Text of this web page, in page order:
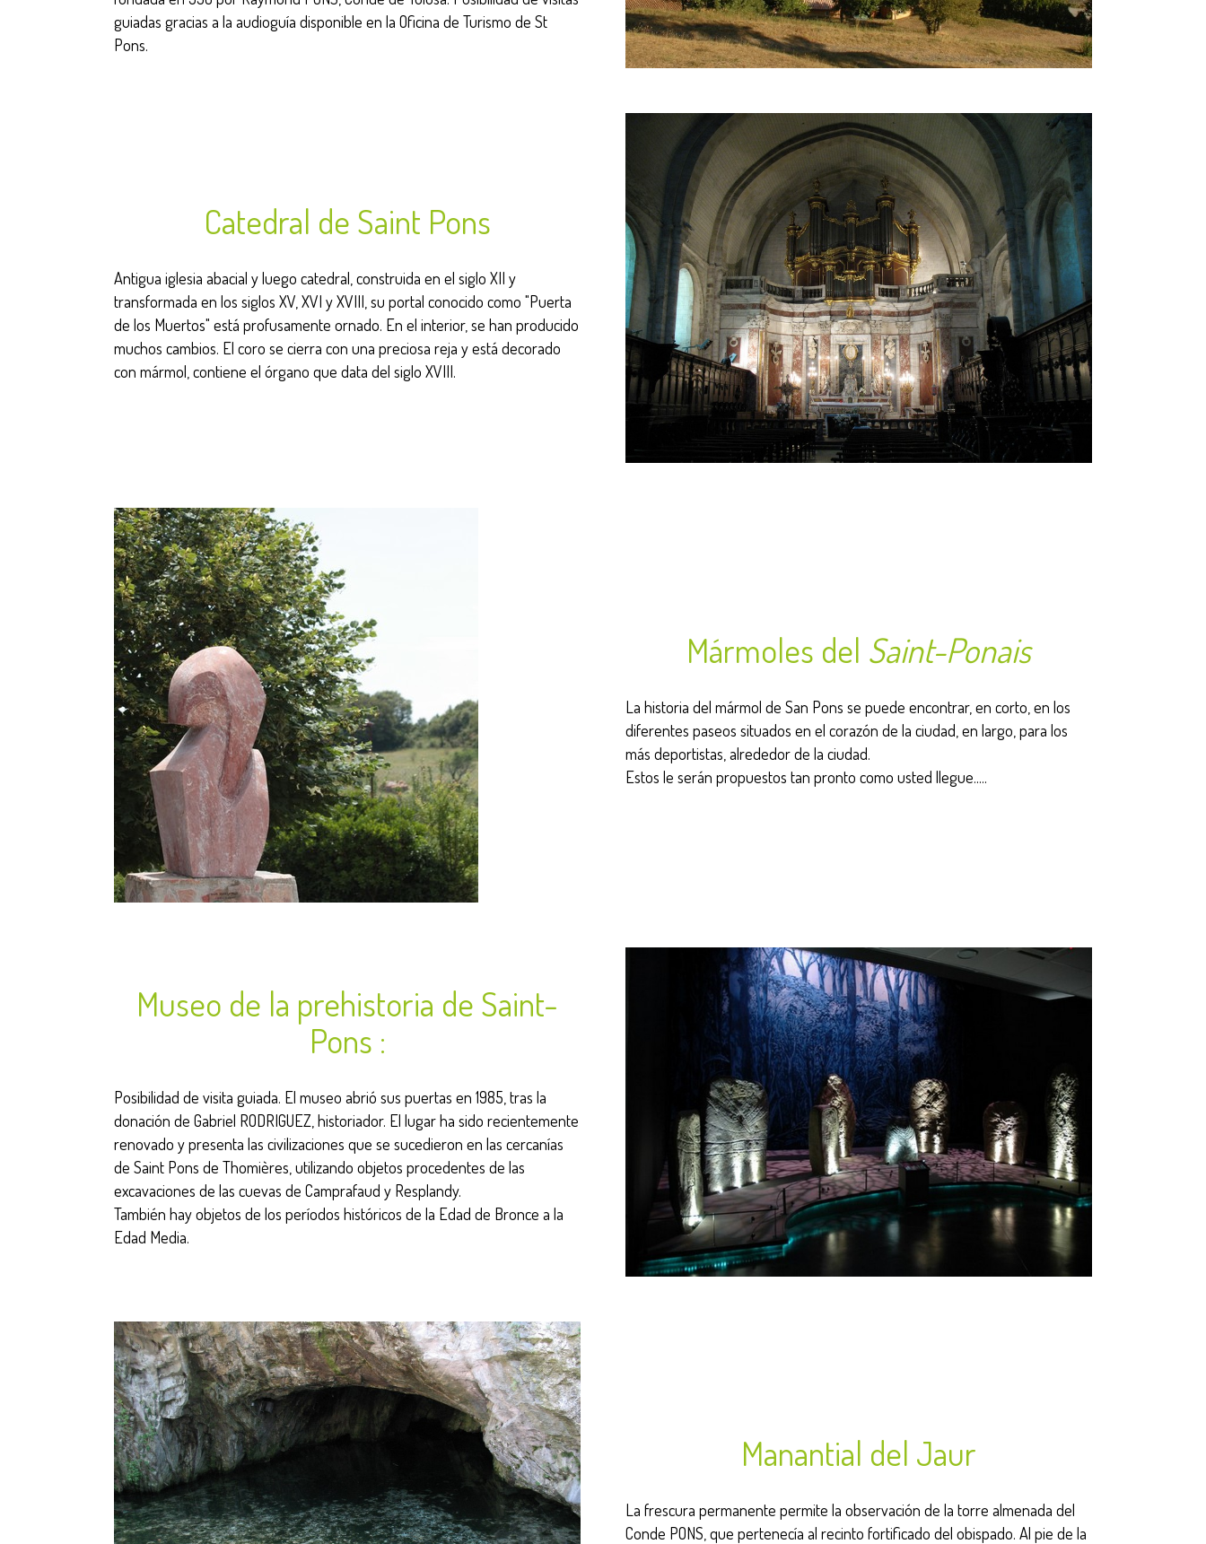
guiadas gracias a la audioguía disponible en la Oficina de Turismo de St
Pons.
Catedral de Saint Pons
Antigua iglesia abacial y luego catedral, construida en el siglo XII y
transformada en los siglos XV, XVI y XVIII, su portal conocido como "Puerta
de los Muertos" está profusamente ornado. En el interior, se han producido
muchos cambios. El coro se cierra con una preciosa reja y está decorado
con mármol, contiene el órgano que data del siglo XVIII.
Mármoles del Saint-Ponais
La historia del mármol de San Pons se puede encontrar, en corto, en los
diferentes paseos situados en el corazón de la ciudad, en largo, para los
más deportistas, alrededor de la ciudad.
Estos le serán propuestos tan pronto como usted llegue.....
Museo de la prehistoria de Saint-
Pons :
Posibilidad de visita guiada. El museo abrió sus puertas en 1985, tras la
donación de Gabriel RODRIGUEZ, historiador. El lugar ha sido recientemente
renovado y presenta las civilizaciones que se sucedieron en las cercanías
de Saint Pons de Thomières, utilizando objetos procedentes de las
excavaciones de las cuevas de Camprafaud y Resplandy.
También hay objetos de los períodos históricos de la Edad de Bronce a la
Edad Media.
Manantial del Jaur
La frescura permanente permite la observación de la torre almenada del
Conde PONS, que pertenecía al recinto fortificado del obispado. Al pie de la